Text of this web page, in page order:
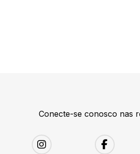
Conecte-se conosco nas